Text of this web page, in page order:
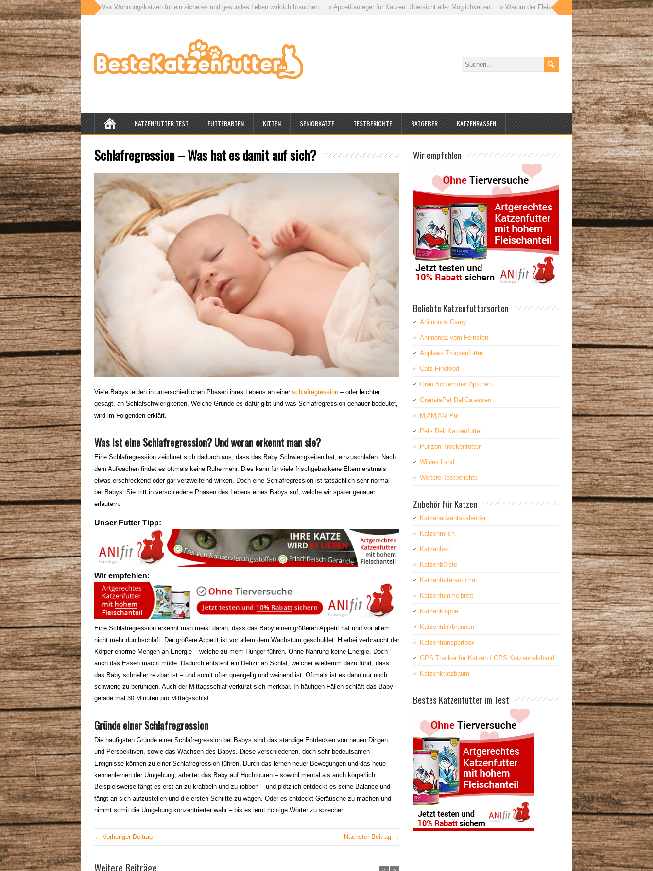
drinnen und draußen: Was Wohnungskatzen für ein sicheres und gesundes Leben wirklich brauchen » Appetitanreger für Katzen: Übersicht aller Möglichkeiten » Warum der Fleischanteil im Katzenfutter so wichtig ist – und
KATZENFUTTER TEST FUTTERARTEN KITTEN SENIORKATZE TESTBERICHTE RATGEBER KATZENRASSEN
Schlafregression – Was hat es damit auf sich?
Viele Babys leiden in unterschiedlichen Phasen ihres Lebens an einer schlafregression – oder leichter
gesagt, an Schlafschwierigkeiten. Welche Gründe es dafür gibt und was Schlafregression genauer bedeutet,
wird im Folgenden erklärt.
Was ist eine Schlafregression? Und woran erkennt man sie?
Eine Schlafregression zeichnet sich dadurch aus, dass das Baby Schwierigkeiten hat, einzuschlafen. Nach
dem Aufwachen findet es oftmals keine Ruhe mehr. Dies kann für viele frischgebackene Eltern erstmals
etwas erschreckend oder gar verzweifelnd wirken. Doch eine Schlafregression ist tatsächlich sehr normal
bei Babys. Sie tritt in verschiedene Phasen des Lebens eines Babys auf, welche wir später genauer
erläutern.
Unser Futter Tipp:
Wir empfehlen:
Eine Schlafregression erkennt man meist daran, dass das Baby einen größeren Appetit hat und vor allem
nicht mehr durchschläft. Der größere Appetit ist vor allem dem Wachstum geschuldet. Hierbei verbraucht der
Körper enorme Mengen an Energie – welche zu mehr Hunger führen. Ohne Nahrung keine Energie. Doch
auch das Essen macht müde. Dadurch entsteht ein Defizit an Schlaf, welcher wiederum dazu führt, dass
das Baby schneller reizbar ist – und somit öfter quengelig und weinend ist. Oftmals ist es dann nur noch
schwierig zu beruhigen. Auch der Mittagsschlaf verkürzt sich merkbar. In häufigen Fällen schläft das Baby
gerade mal 30 Minuten pro Mittagsschlaf.
Gründe einer Schlafregression
Die häufigsten Gründe einer Schlafregression bei Babys sind das ständige Entdecken von neuen Dingen
und Perspektiven, sowie das Wachsen des Babys. Diese verschiedenen, doch sehr bedeutsamen
Ereignisse können zu einer Schlafregression führen. Durch das lernen neuer Bewegungen und das neue
kennenlernen der Umgebung, arbeitet das Baby auf Hochtouren – sowohl mental als auch körperlich.
Beispielsweise fängt es erst an zu krabbeln und zu robben – und plötzlich entdeckt es seine Balance und
fängt an sich aufzustellen und die ersten Schritte zu wagen. Oder es entdeckt Geräusche zu machen und
nimmt somit die Umgebung konzentrierter wahr – bis es lernt richtige Wörter zu sprechen.
← Vorheriger Beitrag Nächster Beitrag →
Weitere Beiträge
Wir empfehlen
Beliebte Katzenfuttersorten
Animonda Carny
Animonda vom Feinsten
Applaws Trockenfutter
Catz Finefood
Grau Schlemmertöpfchen
GranataPet DeliCatessen
MjAMjAM Pur
Pets Deli Katzenfutter
Purizon Trockenfutter
Wildes Land
Weitere Testberichte
Zubehör für Katzen
Katzenadventskalender
Katzenmilch
Katzenbett
Katzenbürste
Katzenfutterautomat
Katzenfummelbrett
Katzenklappe
Katzentrinkbrunnen
Katzentransportbox
GPS Tracker für Katzen / GPS Katzenhalsband
Katzenkratzbaum
Bestes Katzenfutter im Test